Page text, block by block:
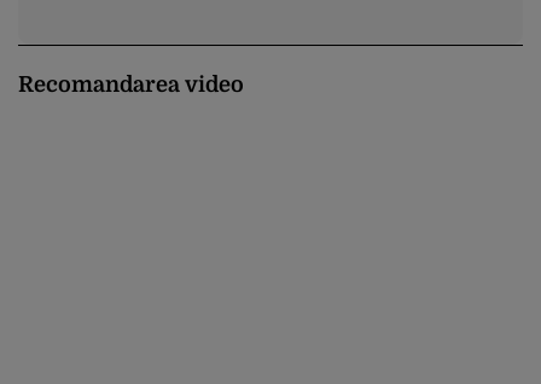
Recomandarea video